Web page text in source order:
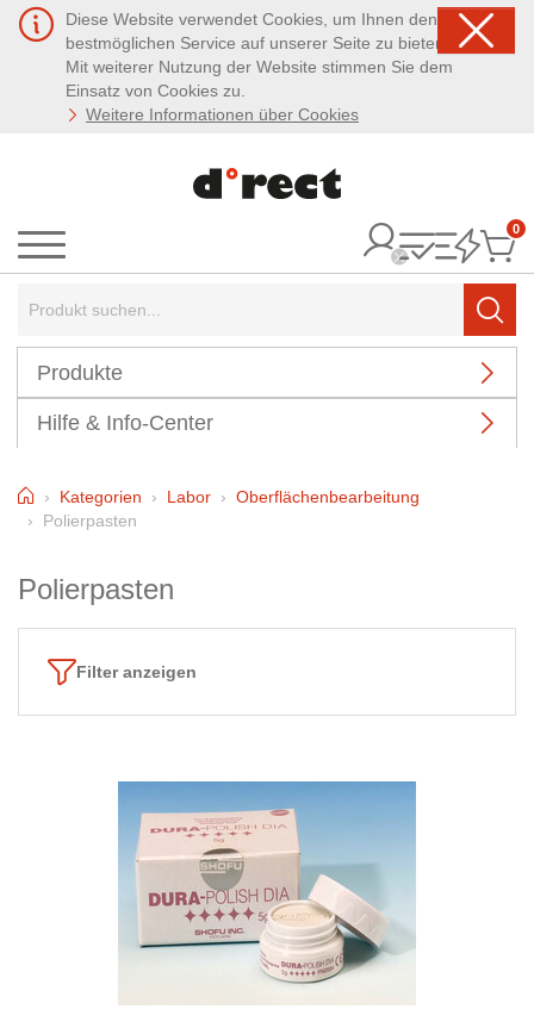
Diese Website verwendet Cookies, um Ihnen den
bestmöglichen Service auf unserer Seite zu bieten.
Mit weiterer Nutzung der Website stimmen Sie dem
Einsatz von Cookies zu.
Weitere Informationen über Cookies
Menü
0
Produkte
Hilfe & Info-Center
HomeKategorien Labor
Oberflächenbearbeitung
Polierpasten
Polierpasten
Filter anzeigen